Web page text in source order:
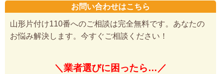
お問い合わせはこちら
山形片付け110番へのご相談は完全無料です。あなたの
お悩み解決します。今すぐご相談ください！
＼業者選びに困ったら…／